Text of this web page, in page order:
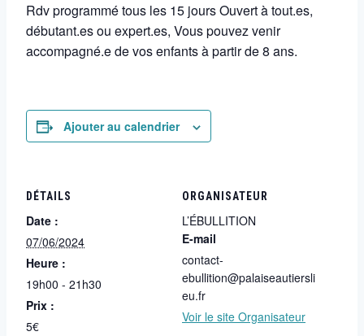
Rdv programmé tous les 15 jours Ouvert à tout.es,
débutant.es ou expert.es, Vous pouvez venir
accompagné.e de vos enfants à partir de 8 ans.
Ajouter au calendrier
DÉTAILS
Date :
07/06/2024
Heure :
19h00 - 21h30
Prix :
5€
ORGANISATEUR
L’ÉBULLITION
E-mail
contact-
ebullition@palaiseautiersli
eu.fr
Voir le site Organisateur